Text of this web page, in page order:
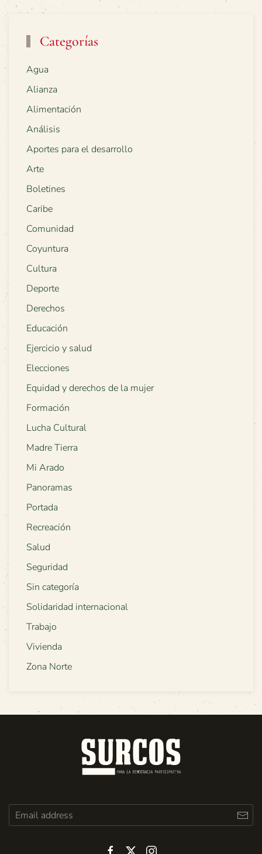
Categorías
Agua
Alianza
Alimentación
Análisis
Aportes para el desarrollo
Arte
Boletines
Caribe
Comunidad
Coyuntura
Cultura
Deporte
Derechos
Educación
Ejercicio y salud
Elecciones
Equidad y derechos de la mujer
Formación
Lucha Cultural
Madre Tierra
Mi Arado
Panoramas
Portada
Recreación
Salud
Seguridad
Sin categoría
Solidaridad internacional
Trabajo
Vivienda
Zona Norte